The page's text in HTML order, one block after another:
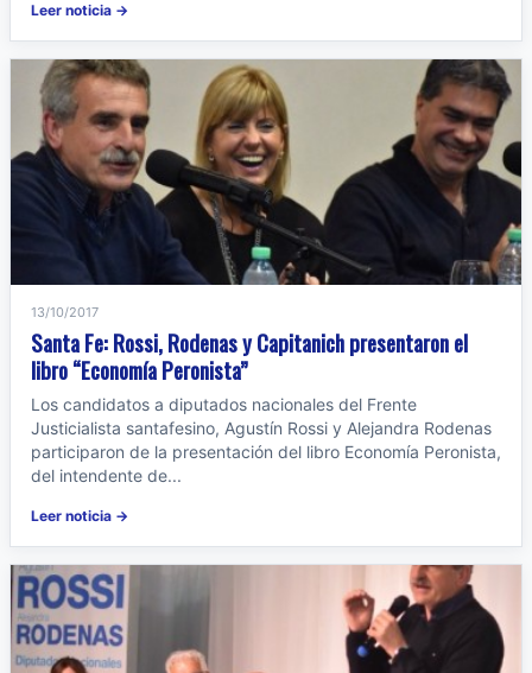
Leer noticia →
13/10/2017
Santa Fe: Rossi, Rodenas y Capitanich presentaron el
libro “Economía Peronista”
Los candidatos a diputados nacionales del Frente
Justicialista santafesino, Agustín Rossi y Alejandra Rodenas
participaron de la presentación del libro Economía Peronista,
del intendente de...
Leer noticia →